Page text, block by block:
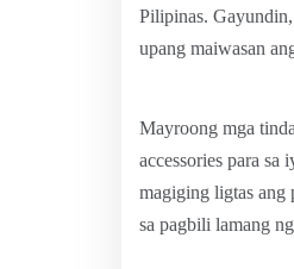
Pilipinas.
upang maiwasan
Mayroong mga
accessories para sa
magiging ligtas ang
sa pagbili lamang